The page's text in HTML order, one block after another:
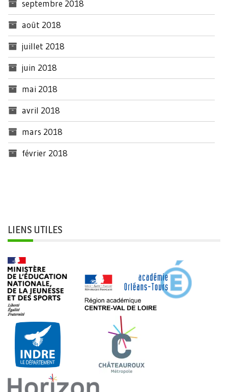
septembre 2018
août 2018
juillet 2018
juin 2018
mai 2018
avril 2018
mars 2018
février 2018
LIENS UTILES